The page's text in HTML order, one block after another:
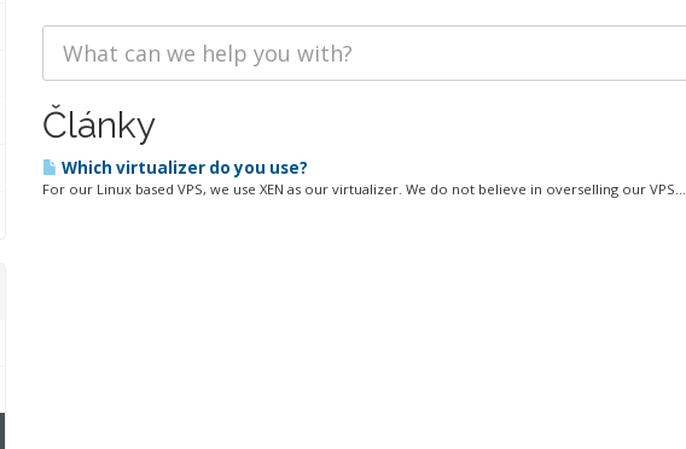
Články
Which virtualizer do you use?
For our Linux based VPS, we use XEN as our virtualizer. We do not believe in overselling our VPS...